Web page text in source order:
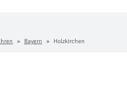
Bayern Holzkirchen